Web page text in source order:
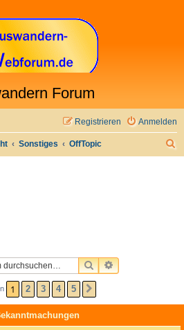
Forum
Anmelden
Registrieren
Sonstiges OffTopic
SUCHEERWEITERTE
1 2 3 4 5